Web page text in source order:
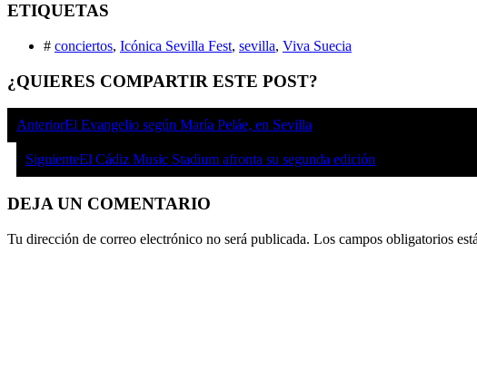
ETIQUETAS
# conciertos, Icónica Sevilla Fest, sevilla, Viva Suecia
¿QUIERES COMPARTIR ESTE POST?
AnteriorEl Evangelio según María Peláe, en Sevilla
SiguienteEl Cádiz Music Stadium afronta su segunda edición
DEJA UN COMENTARIO
Tu dirección de correo electrónico no será publicada. Los campos obligatorios